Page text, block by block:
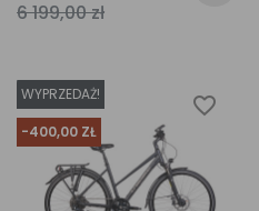
6 199,00 zł
WYPRZEDAŻ!
-400,00 ZŁ
favorite_border